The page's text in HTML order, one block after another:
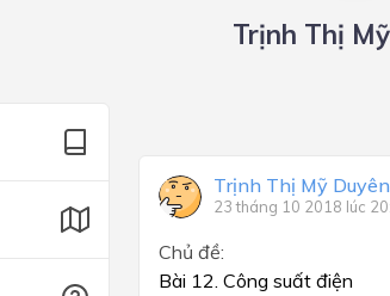
Trịnh Thị
Trịnh Thị Mỹ Duyên
23 tháng 10 2018 lúc
Chủ đề:
Bài 12. Công suất điện